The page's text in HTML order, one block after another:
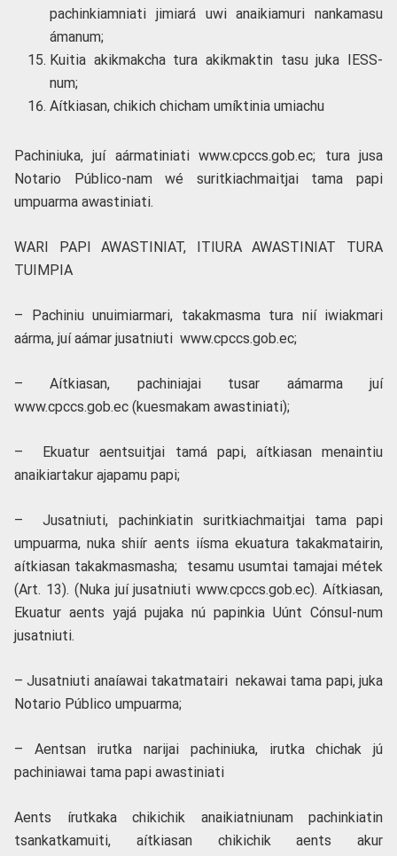
pachinkiamniati jimiará uwi anaikiamuri nankamasu
ámanum;
Kuitia akikmakcha tura akikmaktin tasu juka IESS-
num;
Aítkiasan, chikich chicham umíktinia umiachu
Pachiniuka, juí aármatiniati www.cpccs.gob.ec; tura jusa
Notario Público-nam wé suritkiachmaitjai tama papi
umpuarma awastiniati.
WARI PAPI AWASTINIAT, ITIURA AWASTINIAT TURA
TUIMPIA
– Pachiniu unuimiarmari, takakmasma tura nií iwiakmari
aárma, juí aámar jusatniuti www.cpccs.gob.ec;
– Aítkiasan, pachiniajai tusar aámarma juí
www.cpccs.gob.ec (kuesmakam awastiniati);
– Ekuatur aentsuitjai tamá papi, aítkiasan menaintiu
anaikiartakur ajapamu papi;
– Jusatniuti, pachinkiatin suritkiachmaitjai tama papi
umpuarma, nuka shiír aents iísma ekuatura takakmatairin,
aítkiasan takakmasmasha; tesamu usumtai tamajai métek
(Art. 13). (Nuka juí jusatniuti www.cpccs.gob.ec). Aítkiasan,
Ekuatur aents yajá pujaka nú papinkia Uúnt Cónsul-num
jusatniuti.
– Jusatniuti anaíawai takatmatairi nekawai tama papi, juka
Notario Público umpuarma;
– Aentsan irutka narijai pachiniuka, irutka chichak jú
pachiniawai tama papi awastiniati
Aents írutkaka chikichik anaikiatniunam pachinkiatin
tsankatkamuiti, aítkiasan chikichik aents akur